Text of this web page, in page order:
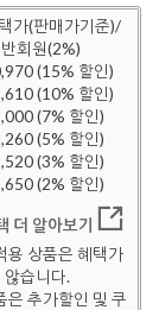
가(판매가기준)/
회원(2%)
(15% 할인)
(10% 할인)
(7% 할인)
(5% 할인)
(3% 할인)
(2% 할인)
더 알아보기
용 상품은 혜택가
않습니다.
은 추가할인 및 쿠